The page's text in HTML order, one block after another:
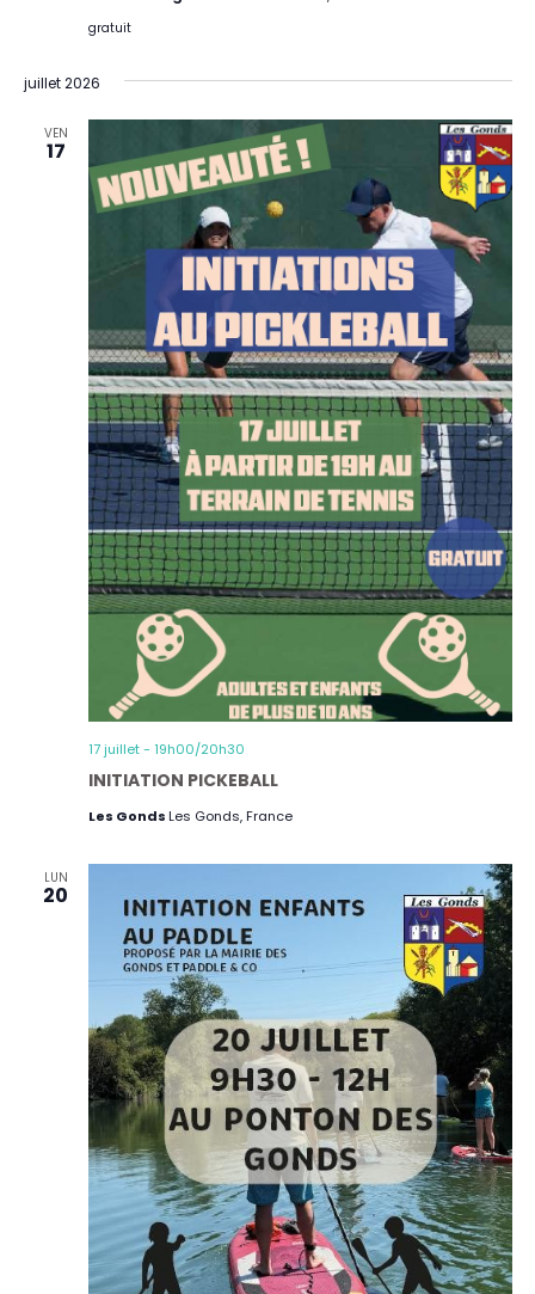
gratuit
juillet 2026
VEN
17
INITIATION PICKEBALL
17 juillet - 19h00/20h30
Les Gonds Les Gonds, France
LUN
20